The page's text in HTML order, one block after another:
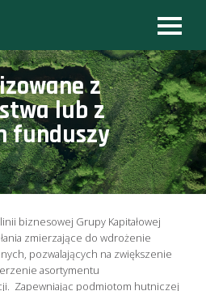
z
lub z
funduszy
biznesowej Grupy Kapitałowej
zmierzające do wdrożenie
pozwalających na zwiększenie
asortymentu
Zapewniając podmiotom hutniczej